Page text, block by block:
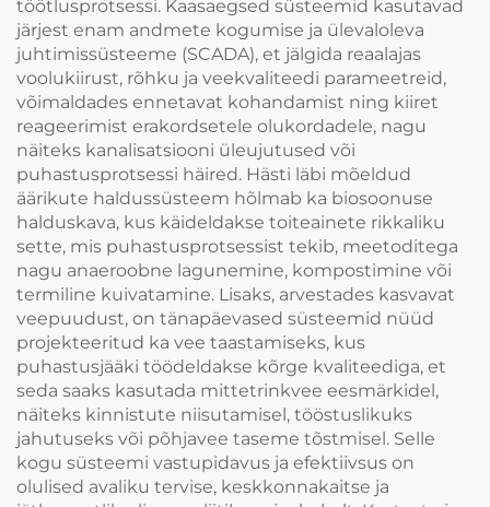
töötlusprotsessi. Kaasaegsed süsteemid kasutavad
järjest enam andmete kogumise ja ülevaloleva
juhtimissüsteeme (SCADA), et jälgida reaalajas
voolukiirust, rõhku ja veekvaliteedi parameetreid,
võimaldades ennetavat kohandamist ning kiiret
reageerimist erakordsetele olukordadele, nagu
näiteks kanalisatsiooni üleujutused või
puhastusprotsessi häired. Hästi läbi mõeldud
äärikute haldussüsteem hõlmab ka biosoonuse
halduskava, kus käideldakse toiteainete rikkaliku
sette, mis puhastusprotsessist tekib, meetoditega
nagu anaeroobne lagunemine, kompostimine või
termiline kuivatamine. Lisaks, arvestades kasvavat
veepuudust, on tänapäevased süsteemid nüüd
projekteeritud ka vee taastamiseks, kus
puhastusjääki töödeldakse kõrge kvaliteediga, et
seda saaks kasutada mittetrinkvee eesmärkidel,
näiteks kinnistute niisutamisel, tööstuslikuks
jahutuseks või põhjavee taseme tõstmisel. Selle
kogu süsteemi vastupidavus ja efektiivsus on
olulised avaliku tervise, keskkonnakaitse ja